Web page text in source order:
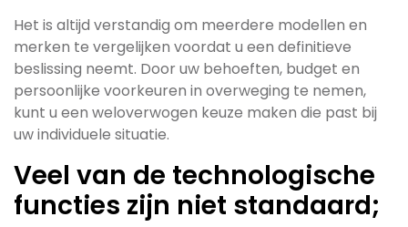
Het is altijd verstandig om meerdere modellen en
merken te vergelijken voordat u een definitieve
beslissing neemt. Door uw behoeften, budget en
persoonlijke voorkeuren in overweging te nemen,
kunt u een weloverwogen keuze maken die past bij
uw individuele situatie.
Veel van de technologische
functies zijn niet standaard;